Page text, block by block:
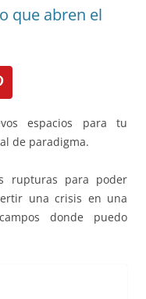
que abren el
espacios para tu
de paradigma.
rupturas para poder
una crisis en una
donde puedo